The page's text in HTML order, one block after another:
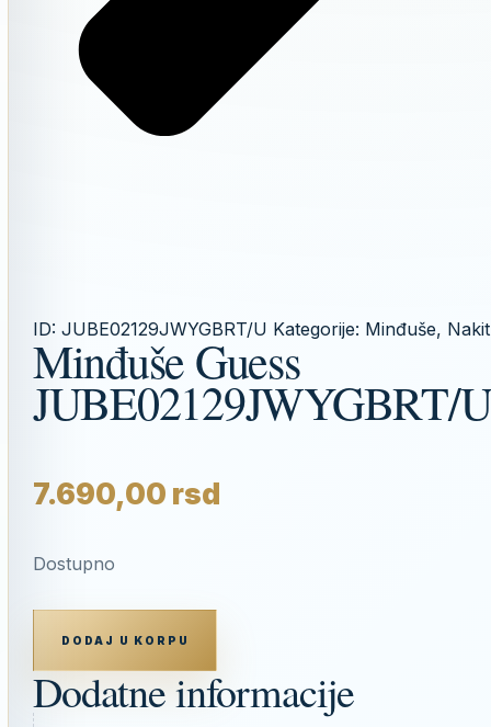
ID: JUBE02129JWYGBRT/U Kategorije: Minđuše, Nakit
Minđuše Guess
JUBE02129JWYGBRT/U
7.690,00 rsd
Dostupno
JUBE02129JWYGBRT/U
DODAJ U KORPU
Dodatne informacije